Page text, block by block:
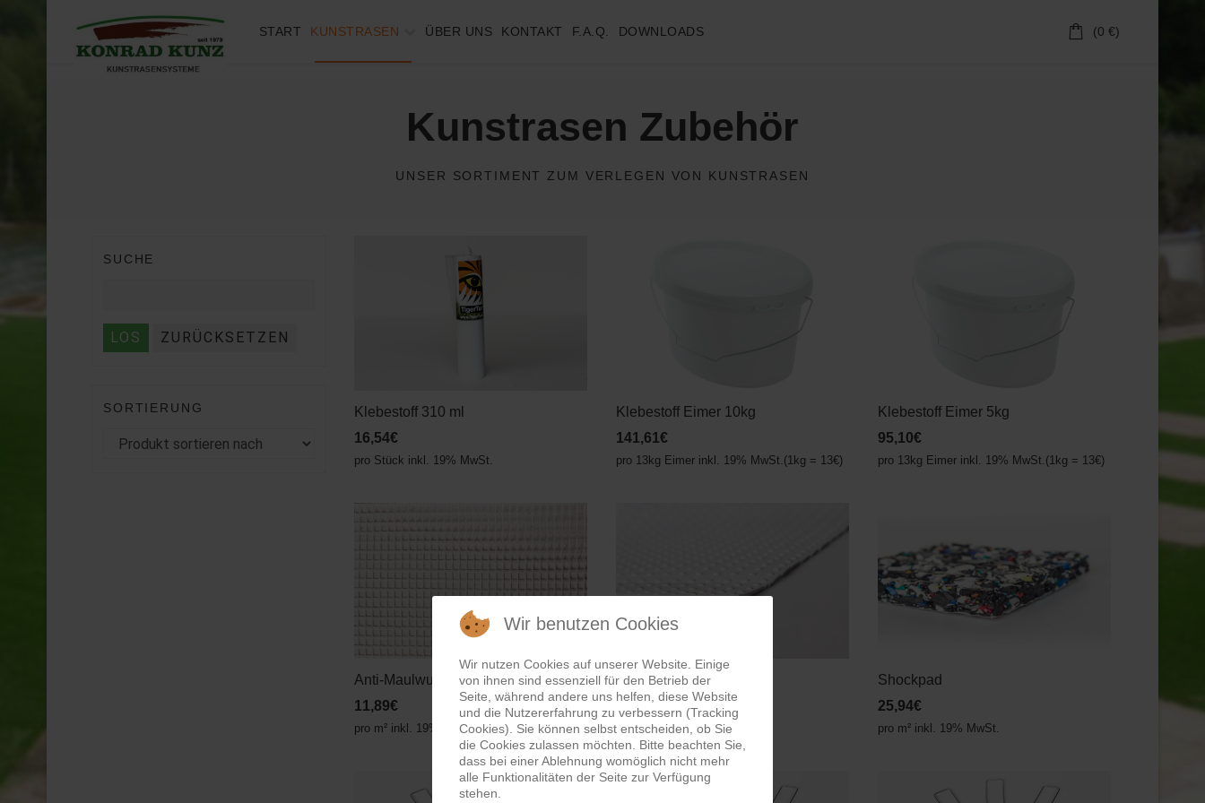
START KUNSTRASEN ÜBER UNS KONTAKT F.A.Q. DOWNLOADS (0 €)
Kunstrasen Zubehör
UNSER SORTIMENT ZUM VERLEGEN VON KUNSTRASEN
SUCHE
SORTIERUNG
Klebestoff 310 ml
16,54€
pro Stück inkl. 19% MwSt.
Klebestoff Eimer 10kg
141,61€
pro 13kg Eimer inkl. 19% MwSt.(1kg = 13€)
Klebestoff Eimer 5kg
95,10€
pro 13kg Eimer inkl. 19% MwSt.(1kg = 13€)
Anti-Maulwurftuch
11,89€
pro m² inkl. 19% MwSt.
Noppentuch
11,89€
pro m² inkl. 19% MwSt.
Shockpad
25,94€
pro m² inkl. 19% MwSt.
Wir benutzen Cookies
Wir nutzen Cookies auf unserer Website. Einige
von ihnen sind essenziell für den Betrieb der
Seite, während andere uns helfen, diese Website
und die Nutzererfahrung zu verbessern (Tracking
Cookies). Sie können selbst entscheiden, ob Sie
die Cookies zulassen möchten. Bitte beachten Sie,
dass bei einer Ablehnung womöglich nicht mehr
alle Funktionalitäten der Seite zur Verfügung
stehen.